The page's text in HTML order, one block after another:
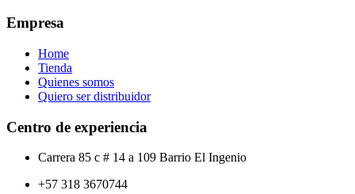
Empresa
Home
Tienda
Quienes somos
Quiero ser distribuidor
Centro de experiencia
Carrera 85 c # 14 a 109 Barrio El Ingenio
+57 318 3670744